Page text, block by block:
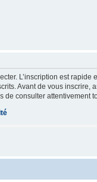
L’inscription est
Avant de vous inscrire,
consulter attentivement